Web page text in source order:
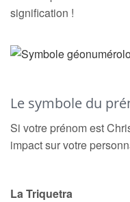
signification !
Le symbole du
Si votre prénom est
impact sur votre
La Triquetra